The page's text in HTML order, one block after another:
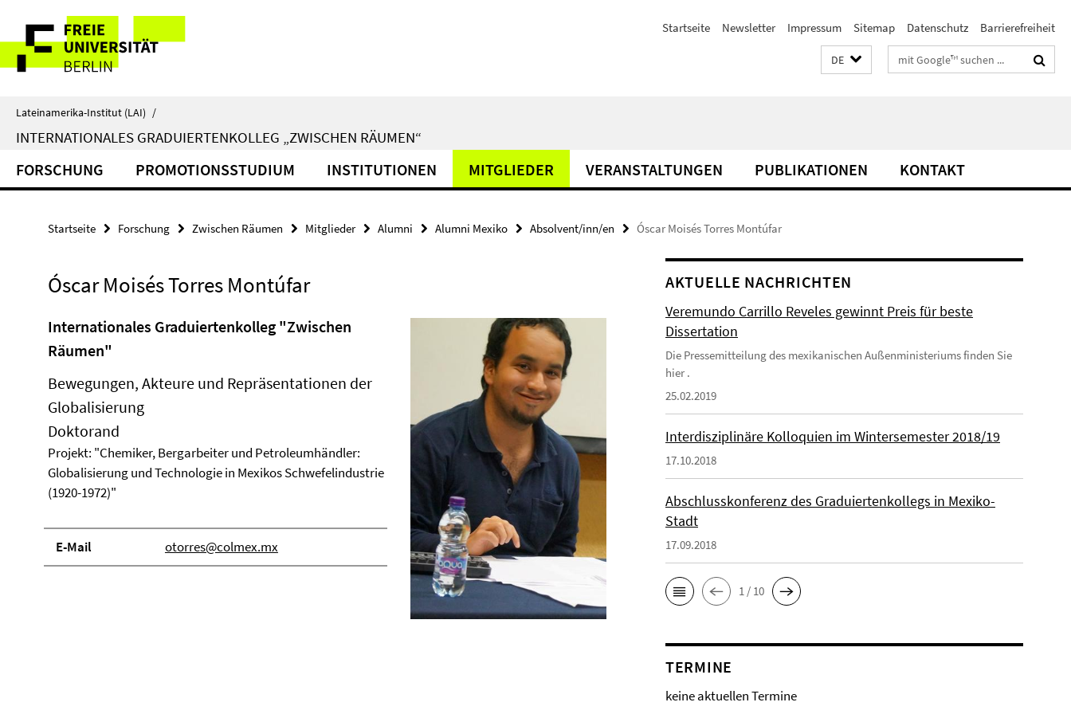
direkt
Inhalt
Service-
Navigation
Startseite Newsletter Impressum Sitemap Datenschutz Barrierefreiheit
DE Suchbegriffe
Lateinamerika-Institut (LAI) /
INTERNATIONALES GRADUIERTENKOLLEG „ZWISCHEN RÄUMEN“
FORSCHUNG PROMOTIONSSTUDIUM INSTITUTIONEN MITGLIEDER VERANSTALTUNGEN PUBLIKATIONEN KONTAKT
Startseite Forschung Zwischen Räumen Mitglieder Alumni Alumni Mexiko Absolvent/inn/en Óscar Moisés Torres Montúfar
Óscar Moisés Torres Montúfar
Internationales Graduiertenkolleg "Zwischen
Räumen"
Bewegungen, Akteure und Repräsentationen der
Globalisierung
Doktorand
Projekt: "Chemiker, Bergarbeiter und Petroleumhändler:
Globalisierung und Technologie in Mexikos Schwefelindustrie
(1920-1972)"
E-Mail otorres@colmex.mx
AKTUELLE NACHRICHTEN
Veremundo Carrillo Reveles gewinnt Preis für beste
Dissertation
Die Pressemitteilung des mexikanischen Außenministeriums finden Sie
hier .
25.02.2019
Interdisziplinäre Kolloquien im Wintersemester 2018/19
17.10.2018
Abschlusskonferenz des Graduiertenkollegs in Mexiko-
Stadt
17.09.2018
1 / 10
TERMINE
keine aktuellen Termine